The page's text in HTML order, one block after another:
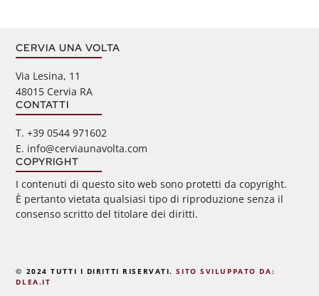
CERVIA UNA VOLTA
Via Lesina, 11
48015 Cervia RA
CONTATTI
‭T. +39 0544 971602
E. info@cerviaunavolta.com
COPYRIGHT
I contenuti di questo sito web sono protetti da copyright.
È pertanto vietata qualsiasi tipo di riproduzione senza il
consenso scritto del titolare dei diritti.
© 2024 TUTTI I DIRITTI RISERVATI.SITO SVILUPPATO DA:
DLEA.IT